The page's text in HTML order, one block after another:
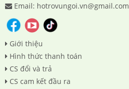
Email: hotrovungoi.vn@gmail.com
Giới thiệu
Hình thức thanh toán
CS đổi và trả
CS cam kết đầu ra